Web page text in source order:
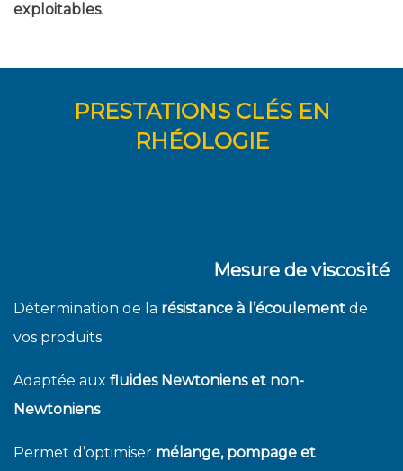
exploitables.
PRESTATIONS CLÉS EN
RHÉOLOGIE
Mesure de viscosité
Détermination de la résistance à l’écoulement de
vos produits
Adaptée aux fluides Newtoniens et non-
Newtoniens
Permet d’optimiser mélange, pompage et